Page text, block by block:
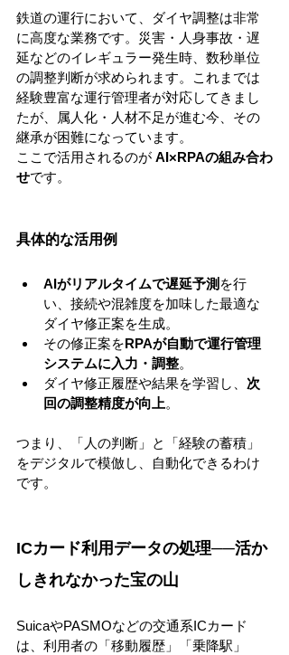
鉄道の運行において、ダイヤ調整は非常
に高度な業務です。災害・人身事故・遅
延などのイレギュラー発生時、数秒単位
の調整判断が求められます。これまでは
経験豊富な運行管理者が対応してきまし
たが、属人化・人材不足が進む今、その
継承が困難になっています。
ここで活用されるのが AI×RPAの組み合わ
せです。
具体的な活用例
AIがリアルタイムで遅延予測 を行
い、接続や混雑度を加味した最適な
ダイヤ修正案を生成。
その修正案をRPAが自動で運行管理
システムに入力・調整。
ダイヤ修正履歴や結果を学習し、 次
回の調整精度が向上。
つまり、「人の判断」と「経験の蓄積」
をデジタルで模倣し、自動化できるわけ
です。
ICカード利用データの処理──活か
しきれなかった宝の山
SuicaやPASMOなどの交通系ICカード
は、利用者の「移動履歴」「乗降駅」